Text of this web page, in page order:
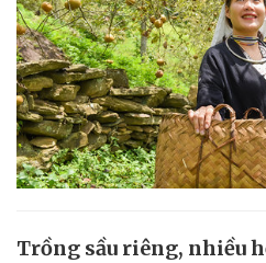
Trồng sầu riêng, nhiều